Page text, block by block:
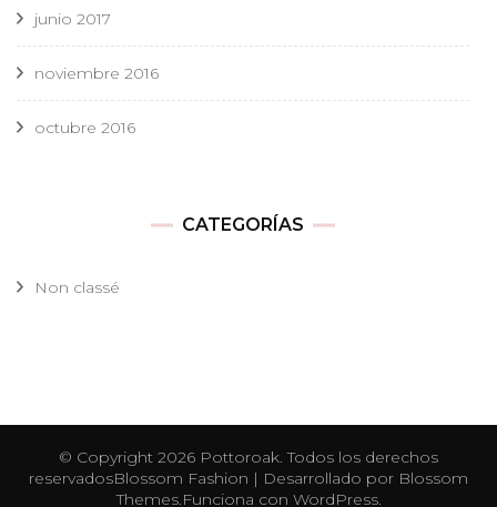
junio 2017
noviembre 2016
octubre 2016
CATEGORÍAS
Non classé
© Copyright 2026 Pottoroak. Todos los derechos
reservadosBlossom Fashion | Desarrollado por Blossom
Themes.Funciona con WordPress.